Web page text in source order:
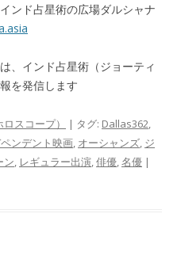
ンド占星術の広場ダルシャナ
、インド占星術（ジョーティ
を発信します
スコープ） | タグ: Dallas362,
ンデント映画, オーシャンズ, ジ
ン, レギュラー出演,俳優,名優 |